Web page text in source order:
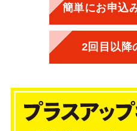
簡単にお申込
2回目以降